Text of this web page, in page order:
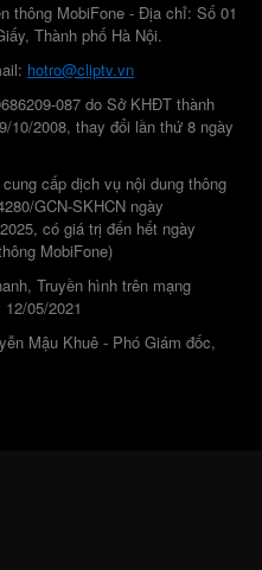
thông MobiFone - Địa chỉ: Số 01
Thành phố Hà Nội.
hotro@cliptv.vn
087 do Sở KHĐT thành
10/2008, thay đổi lần thứ 8 ngày
cấp dịch vụ nội dung thông
GCN-SKHCN ngày
có giá trị đến hết ngày
MobiFone)
Truyền hình trên mạng
05/2021
Mậu Khuê - Phó Giám đốc,